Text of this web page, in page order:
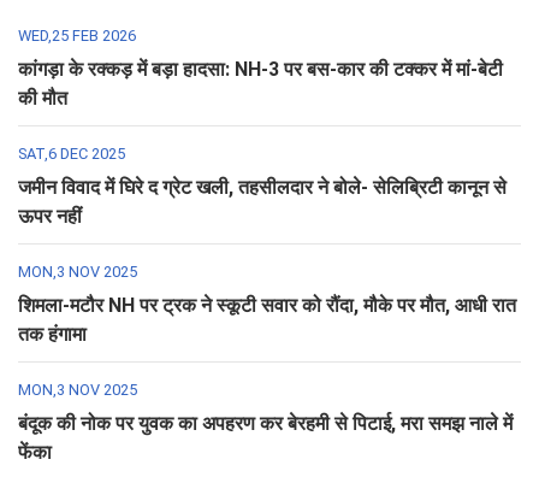
WED,25 FEB 2026
कांगड़ा के रक्कड़ में बड़ा हादसा: NH-3 पर बस-कार की टक्कर में मां-बेटी
की मौत
SAT,6 DEC 2025
जमीन विवाद में घिरे द ग्रेट खली, तहसीलदार ने बोले- सेलिब्रिटी कानून से
ऊपर नहीं
MON,3 NOV 2025
शिमला-मटौर NH पर ट्रक ने स्कूटी सवार को रौंदा, मौके पर मौत, आधी रात
तक हंगामा
MON,3 NOV 2025
बंदूक की नोक पर युवक का अपहरण कर बेरहमी से पिटाई, मरा समझ नाले में
फेंका